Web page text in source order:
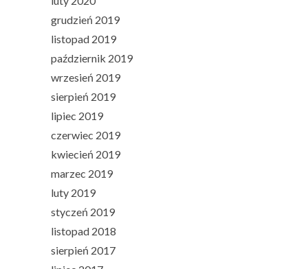
grudzień 2019
listopad 2019
październik 2019
wrzesień 2019
sierpień 2019
lipiec 2019
czerwiec 2019
kwiecień 2019
marzec 2019
luty 2019
styczeń 2019
listopad 2018
sierpień 2017